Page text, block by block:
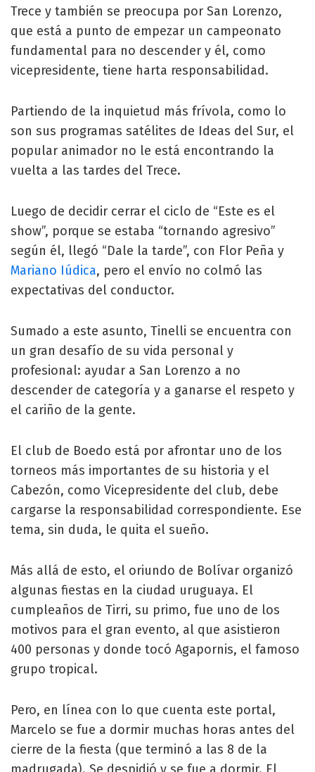
Trece y también se preocupa por San Lorenzo,
que está a punto de empezar un campeonato
fundamental para no descender y él, como
vicepresidente, tiene harta responsabilidad.
Partiendo de la inquietud más frívola, como lo
son sus programas satélites de Ideas del Sur, el
popular animador no le está encontrando la
vuelta a las tardes del Trece.
Luego de decidir cerrar el ciclo de “Este es el
show”, porque se estaba “tornando agresivo”
según él, llegó “Dale la tarde”, con Flor Peña y
Mariano Iúdica, pero el envío no colmó las
expectativas del conductor.
Sumado a este asunto, Tinelli se encuentra con
un gran desafío de su vida personal y
profesional: ayudar a San Lorenzo a no
descender de categoría y a ganarse el respeto y
el cariño de la gente.
El club de Boedo está por afrontar uno de los
torneos más importantes de su historia y el
Cabezón, como Vicepresidente del club, debe
cargarse la responsabilidad correspondiente. Ese
tema, sin duda, le quita el sueño.
Más allá de esto, el oriundo de Bolívar organizó
algunas fiestas en la ciudad uruguaya. El
cumpleaños de Tirri, su primo, fue uno de los
motivos para el gran evento, al que asistieron
400 personas y donde tocó Agapornis, el famoso
grupo tropical.
Pero, en línea con lo que cuenta este portal,
Marcelo se fue a dormir muchas horas antes del
cierre de la fiesta (que terminó a las 8 de la